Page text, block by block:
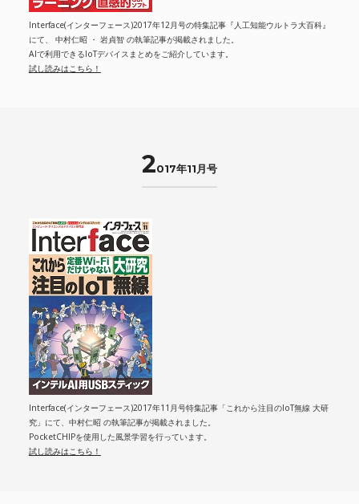
Interface(インターフェース)2017年12月号の特集記事『人工知能ウルトラ大百科』
にて、 中村仁昭 ・ 岩貞智 の執筆記事が掲載されました。
AIで利用できるIoTデバイスまとめをご紹介しています。
試し読みはこちら！
2017年11月号
Interface(インターフェース)2017年11月号特集記事「これから注目のIoT無線 大研
究」にて、中村仁昭 の執筆記事が掲載されました。
PocketCHIPを使用した風景学習を行っています。
試し読みはこちら！